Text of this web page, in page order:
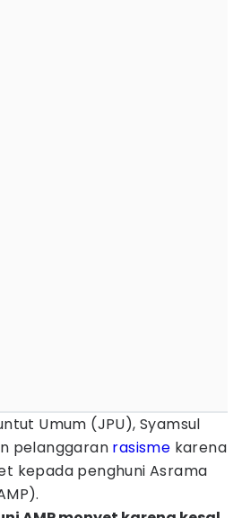
Umum (JPU), Syamsul
pelanggaran rasisme karena
kepada penghuni Asrama